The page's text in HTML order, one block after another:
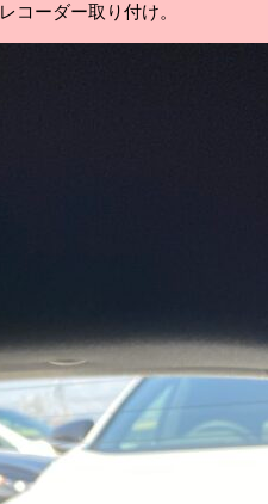
コーダー取り付け。